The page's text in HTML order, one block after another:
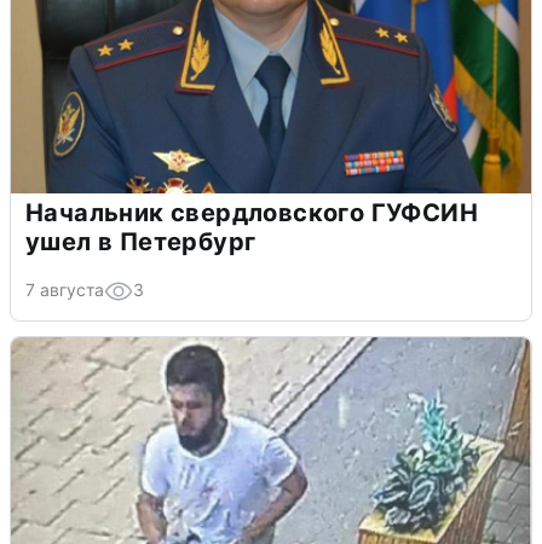
Начальник свердловского ГУФСИН
ушел в Петербург
7 августа 3